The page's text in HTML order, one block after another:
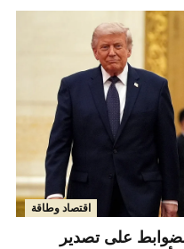
اقتصاد وطاقة
على تصدير